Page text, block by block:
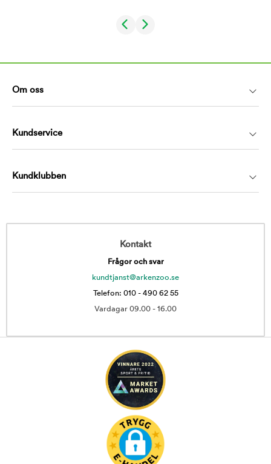
Om oss
Kundservice
Kundklubben
Kontakt
Frågor och svar
kundtjanst@arkenzoo.se
Telefon: 010 - 490 62 55
Vardagar 09.00 - 16.00